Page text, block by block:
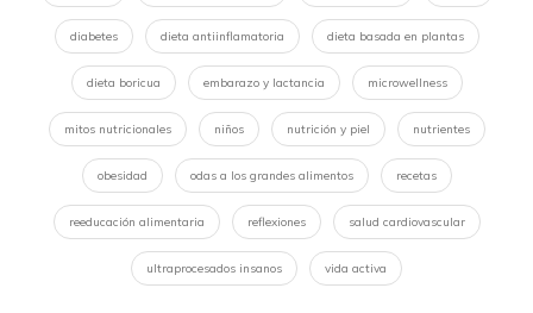
diabetes dieta antiinflamatoria dieta basada en plantas
dieta boricua embarazo y lactancia microwellness
mitos nutricionales niños nutrición y piel nutrientes
obesidad odas a los grandes alimentos recetas
reeducación alimentaria reflexiones salud cardiovascular
ultraprocesados insanos vida activa